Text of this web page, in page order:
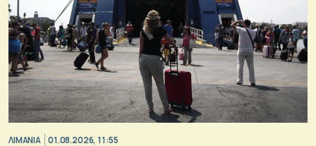
ΛΙΜΑΝΙΑ 01.08.2026, 11:55